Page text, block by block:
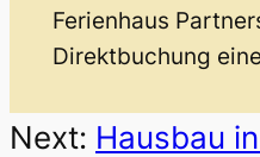
Ferienhaus
Direktbuchung
Next: Hausbau